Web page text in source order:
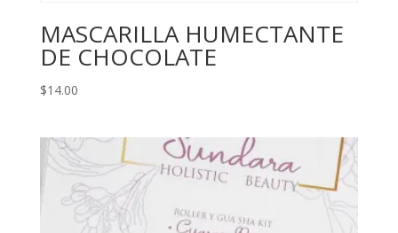
MASCARILLA HUMECTANTE
DE CHOCOLATE
$14.00